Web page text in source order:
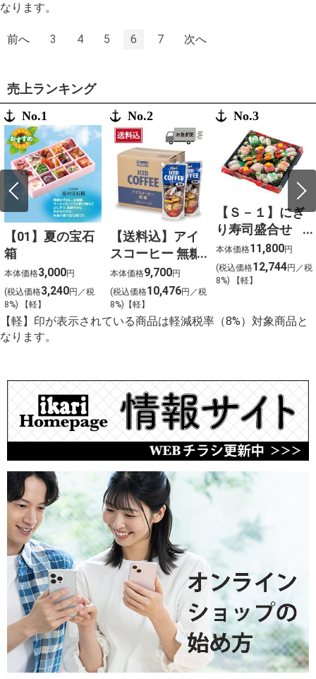
なります。
前へ 3 4 5 6 7 次へ
売上ランキング
No.1
【01】夏の宝石
箱
本体価格3,000円
(税込価格3,240円／税
8%) 【軽】
No.2
【送料込】アイ
スコーヒー 無糖
〈ケース販売〉
本体価格9,700円
(税込価格10,476円／税
8%)【軽】
No.3
【Ｓ－１】にぎ
り寿司盛合せ
（上）〈４人
前〉
本体価格11,800円
(税込価格12,744円／税
8%) 【軽】
【軽】印が表示されている商品は軽減税率（8%）対象商品と
なります。